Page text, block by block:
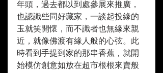
年頭，過去都以到處參展來推廣，
也認識些同好藏家，一談起投緣的
玉就笑開懷，而不識者也無緣來親
近，就像佛渡有緣人般的心弦。此
時看到手提到家的那串香蕉，就開
始模仿創意如放在超市根根來賣般